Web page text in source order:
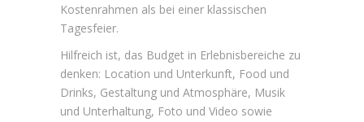
Kostenrahmen als bei einer klassischen
Tagesfeier.
Hilfreich ist, das Budget in Erlebnisbereiche zu
denken: Location und Unterkunft, Food und
Drinks, Gestaltung und Atmosphäre, Musik
und Unterhaltung, Foto und Video sowie